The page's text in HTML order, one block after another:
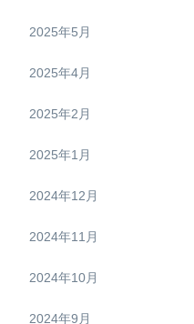
2025年5月
2025年4月
2025年2月
2025年1月
2024年12月
2024年11月
2024年10月
2024年9月